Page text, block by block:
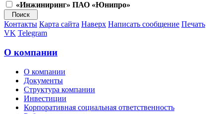
«Инжиниринг» ПАО «Юнипро»
Контакты Карта сайта Наверх Написать сообщение Печать
VK Telegram
О компании
О компании
Документы
Структура компании
Инвестиции
Корпоративная социальная ответственность